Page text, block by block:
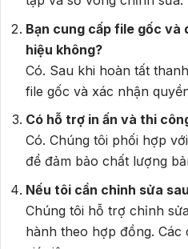
Bạn cung cấp file gốc và
hiệu không?
Có. Sau khi hoàn tất
file gốc và xác nhận
Có hỗ trợ in ấn và thi
Có. Chúng tôi phối hợp
để đảm bảo chất lượng
Nếu tôi cần chỉnh sửa
Chúng tôi hỗ trợ chỉnh
hành theo hợp đồng.